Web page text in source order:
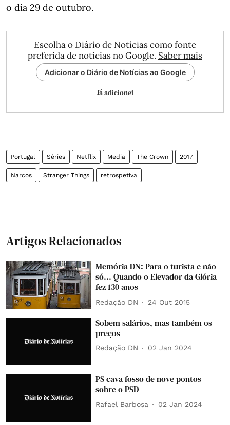
o dia 29 de outubro.
Escolha o Diário de Notícias como fonte
preferida de notícias no Google. Saber mais
Adicionar o Diário de Notícias ao Google
Já adicionei
Portugal Séries Netflix Media The Crown 2017
Narcos Stranger Things retrospetiva
Artigos Relacionados
Memória DN: Para o turista e não
só... Quando o Elevador da Glória
fez 130 anos
Redação DN 24 Out 2015
Sobem salários, mas também os
preços
Redação DN 02 Jan 2024
PS cava fosso de nove pontos
sobre o PSD
Rafael Barbosa 02 Jan 2024